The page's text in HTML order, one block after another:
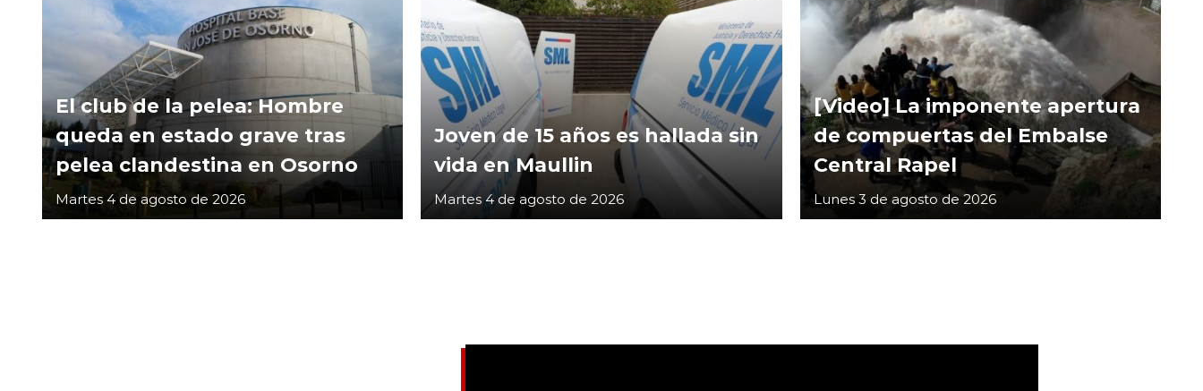
El club de la pelea: Hombre
queda en estado grave tras
pelea clandestina en Osorno
Martes 4 de agosto de 2026
Joven de 15 años es hallada sin
vida en Maullin
Martes 4 de agosto de 2026
[Video] La imponente apertura
de compuertas del Embalse
Central Rapel
Lunes 3 de agosto de 2026